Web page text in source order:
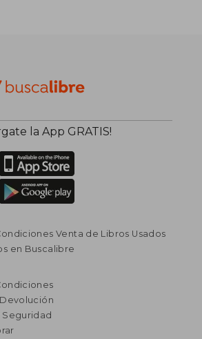
$ 158.055
la App GRATIS!
Venta de Libros Usados
en Buscalibre
Seguridad